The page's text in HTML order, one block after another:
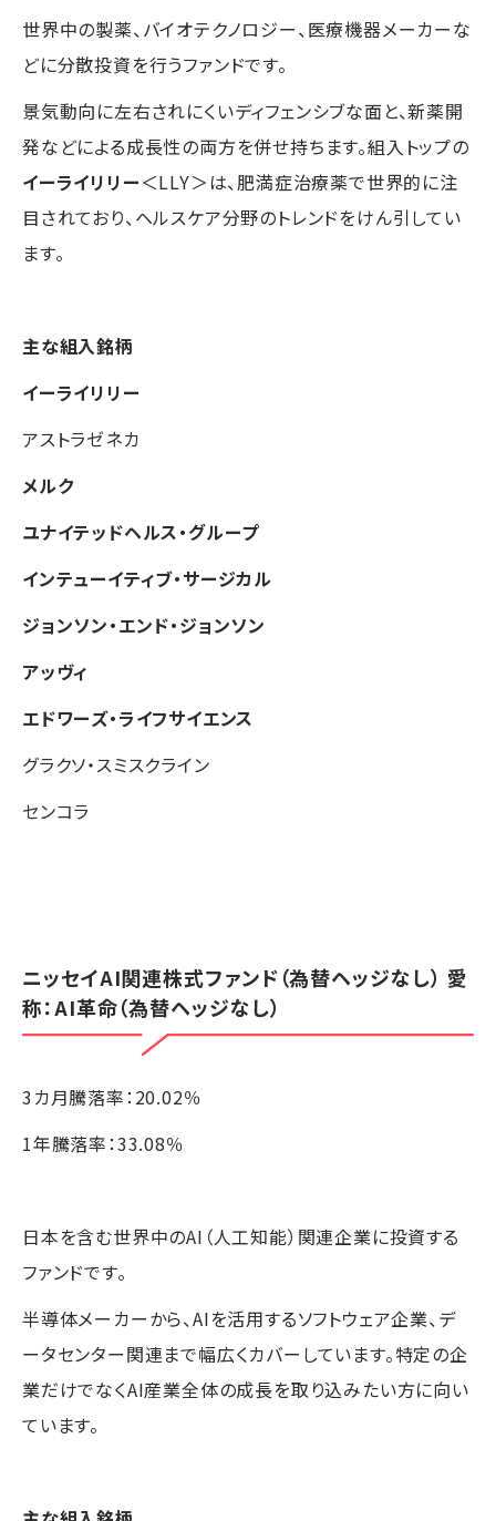
世界中の製薬、バイオテクノロジー、医療機器メーカーな
どに分散投資を行うファンドです。
景気動向に左右されにくいディフェンシブな面と、新薬開
発などによる成長性の両方を併せ持ちます。組入トップの
イーライリリー＜LLY＞は、肥満症治療薬で世界的に注
目されており、ヘルスケア分野のトレンドをけん引してい
ます。
主な組入銘柄
イーライリリー
アストラゼネカ
メルク
ユナイテッドヘルス・グループ
インテューイティブ・サージカル
ジョンソン・エンド・ジョンソン
アッヴィ
エドワーズ・ライフサイエンス
グラクソ・スミスクライン
センコラ
ニッセイAI関連株式ファンド（為替ヘッジなし） 愛
称：AI革命（為替ヘッジなし）
3カ月騰落率：20.02％
1年騰落率：33.08％
日本を含む世界中のAI（人工知能）関連企業に投資する
ファンドです。
半導体メーカーから、AIを活用するソフトウェア企業、デ
ータセンター関連まで幅広くカバーしています。特定の企
業だけでなくAI産業全体の成長を取り込みたい方に向い
ています。